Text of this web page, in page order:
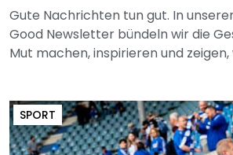
Gute Nachrichten tun gut. In
Good Newsletter bündeln wir die
Mut machen, inspirieren und zeigen,
SPORT